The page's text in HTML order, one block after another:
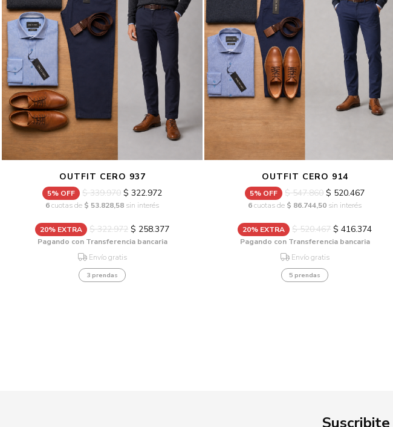
OUTFIT CERO 937
5% OFF $ 339.970 $ 322.972
6cuotas de $ 53.828,58 sin interés
20% EXTRA $ 322.972 $ 258.377
Pagando con Transferencia bancaria
Envío gratis
3 prendas
OUTFIT CERO 914
5% OFF $ 547.860 $ 520.467
6cuotas de $ 86.744,50 sin interés
20% EXTRA $ 520.467 $ 416.374
Pagando con Transferencia bancaria
Envío gratis
5 prendas